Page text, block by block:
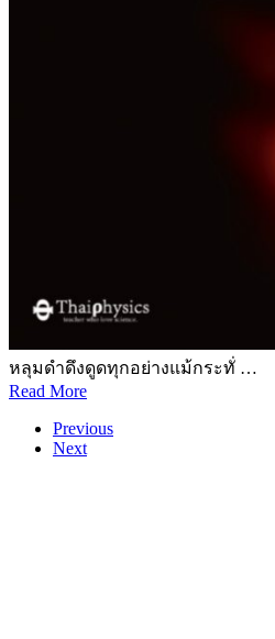
หลุมดำดึงดูดทุกอย่างแม้กระทั่ …
Read More
Previous
Next